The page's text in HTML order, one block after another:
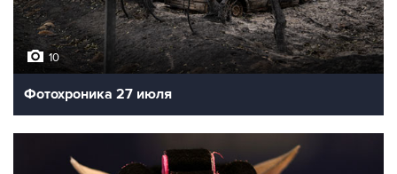
10
Фотохроника 27 июля